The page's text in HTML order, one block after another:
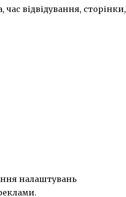
час відвідування, сторінки,
налаштувань